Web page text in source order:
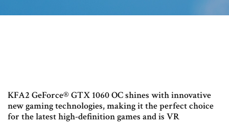
KFA2 GeForce® GTX 1060 OC shines with innovative
new gaming technologies, making it the perfect choice
for the latest high-definition games and is VR